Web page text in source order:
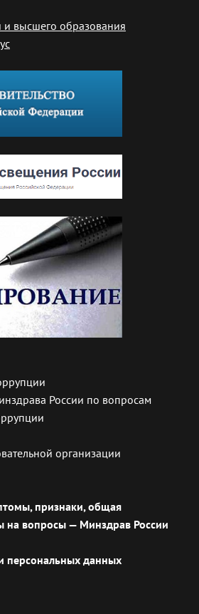
и высшего образования
России по вопросам
организации
признаки, общая
на вопросы — Минздрав России
персональных данных